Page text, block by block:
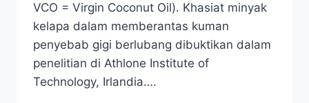
VCO = Virgin Coconut Oil). Khasiat minyak
kelapa dalam memberantas kuman
penyebab gigi berlubang dibuktikan dalam
penelitian di Athlone Institute of
Technology, Irlandia….